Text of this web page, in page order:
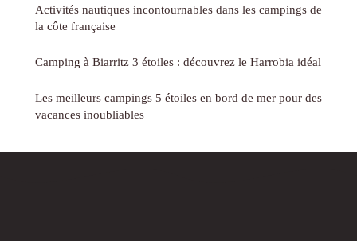
Activités nautiques incontournables dans les campings de
la côte française
Camping à Biarritz 3 étoiles : découvrez le Harrobia idéal
Les meilleurs campings 5 étoiles en bord de mer pour des
vacances inoubliables